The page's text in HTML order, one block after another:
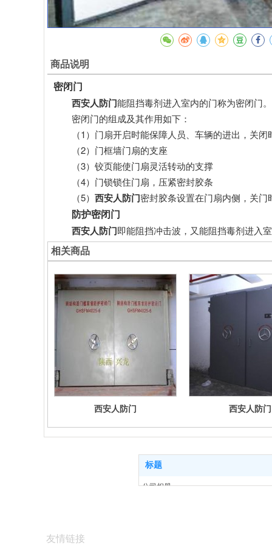
商品说明
密闭门
西安人防门能阻挡毒剂进入室内的门称为密闭门
密闭门的组成及其作用如下：
（1）门扇开启时能保障人员、车辆的进出，关闭
（2）门框墙门扇的支座
（3）铰页能使门扇灵活转动的支撑
（4）门锁锁住门扇，压紧密封胶条
（5） 西安人防门密封胶条设置在门扇内侧，关
防护密闭门
西安人防门即能阻挡冲击波，又能阻挡毒剂进入
相关商品
西安人防门 西安人防门
标题
公司相册
友情链接